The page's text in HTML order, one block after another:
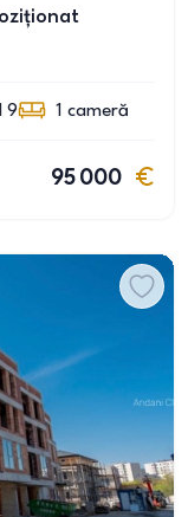
9 1 cameră
95 000